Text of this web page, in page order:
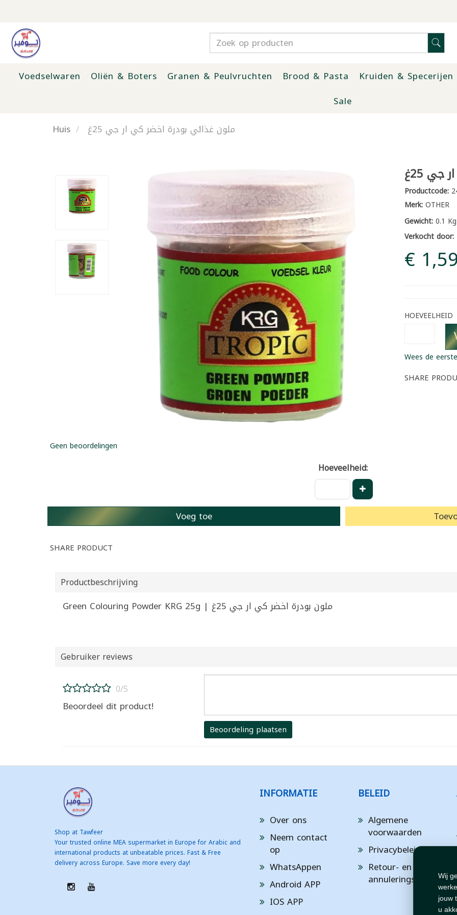
Wij
jouw
u
Voedselwaren Oliën & Boters Granen & Peulvruchten Brood & Pasta Kruiden & Specerijen
Sale
Huis
ملون غذائي بودرة اخضر كي ار جي 25غ
25غ
Productcode:
Merk:OTHER
Gewicht:0.1 Kg
Verkocht door:
€ 1,59
HOEVEELHEID
Wees de
SHARE
Geen beoordelingen
Hoeveelheid:
Voeg toe
SHARE PRODUCT
Productbeschrijving
Green Colouring Powder KRG 25g | ملون بودرة اخضر كي ار جي 25غ
Gebruiker reviews
0/5
Beoordeel dit product!
Beoordeling plaatsen
Shop at Tawfeer
Your trusted online MEA supermarket in Europe for Arabic and
international products at unbeatable prices. Fast & Free
delivery across Europe. Save more every day!
INFORMATIE
Over ons
Neem contact
op
WhatsAppen
Android APP
IOS APP
BELEID
Algemene
voorwaarden
Privacybeleid
Retour- en
annuleringsbeleid